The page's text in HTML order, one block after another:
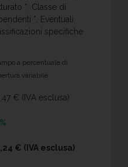
*, Classe di
*, Eventuali
specifiche
a percentuale di
variabile.
€ (IVA esclusa)
€ (IVA esclusa)